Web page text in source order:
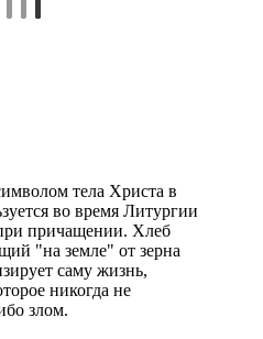
тела Христа в
во время Литургии
причащении. Хлеб
"на земле" от зерна
саму жизнь,
никогда не
злом.